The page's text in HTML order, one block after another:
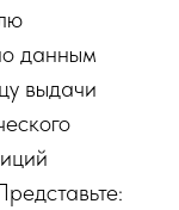
данным
выдачи